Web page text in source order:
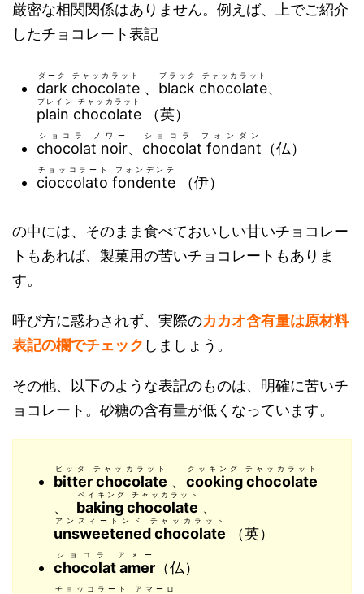
厳密な相関関係はありません。例えば、上でご紹介
したチョコレート表記
dark chocolate
ダーク チャッカラット
、 black chocolate
ブラック チャッカラット
、
plain chocolate
プレイン チャッカラット
（英）
chocolat noir
ショコラ ノワー
、 chocolat fondant
ショコラ フォンダン
（仏）
cioccolato fondente
チョッコラート フォンデンテ
（伊）
の中には、そのまま食べておいしい甘いチョコレー
トもあれば、製菓用の苦いチョコレートもありま
す。
呼び方に惑わされず、実際のカカオ含有量は原材料
表記の欄でチェック しましょう。
その他、以下のような表記のものは、明確に苦いチ
ョコレート。砂糖の含有量が低くなっています。
bitter chocolate
ビッタ チャッカラット
、 cooking chocolate
クッキング チャッカラット
、 baking chocolate
ベイキング チャッカラット
、
unsweetened chocolate
アンスィートンド チャッカラット
（英）
chocolat amer
ショコラ アメー
（仏）
チョッコラート アマーロ